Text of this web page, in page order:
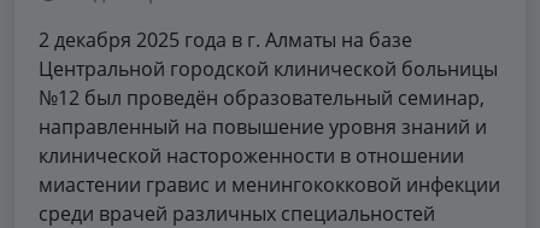
2 декабря 2025 года в г. Алматы на базе
Центральной городской клинической больницы
№12 был проведён образовательный семинар,
направленный на повышение уровня знаний и
клинической настороженности в отношении
миастении гравис и менингококковой инфекции
среди врачей различных специальностей